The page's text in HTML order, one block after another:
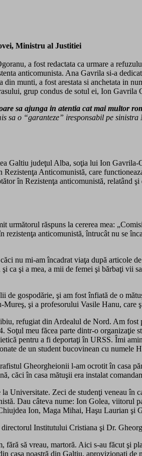
Ministru al Justitiei
a fost redactata ca urmare a
anticomunista. Ana Gavrila si-a
munti, a fost arestata si anchetata in
grup condus de sotul ei, Ion Gavrila
sa ajunga in atentia cat mai multor
sa o “garanteze” iresponsabil pe sinistra
Galtiu judeţul Alba, soţia lui Ion
Anticomunistă, care
în Rezistenţa anticomunistă, relatând
următorul răspuns la cererea mea:
rezistenţa anticomunistă, întrucât nu se
nu mi-am încadrat viaţa după articole
ca şi a mea, a mii de femei şi bărbaţi
gospodărie, şi am fost înfiată de o
şi a profesorului Vasile Hanu, care
refugiat din Ardealul de Nord. Am
meu făcea parte dintr-o organizaţie
pentru a fi deportaţi în URSS. Îmi
de un student bucovinean cu numele
Gheorgheionii l-am ocrotit în casa
căci în casa mătuşii era instalat
Zeci de studenţi veneau în
Dau câteva nume: Ion Golea,
Ion, Maga Mihai, Haşu Laurian şi
Institutului Cristiana şi Dr.
să vreau, martoră. Aici s-au făcut şi
casa noastră din Galtiu, aprovizionaţi de